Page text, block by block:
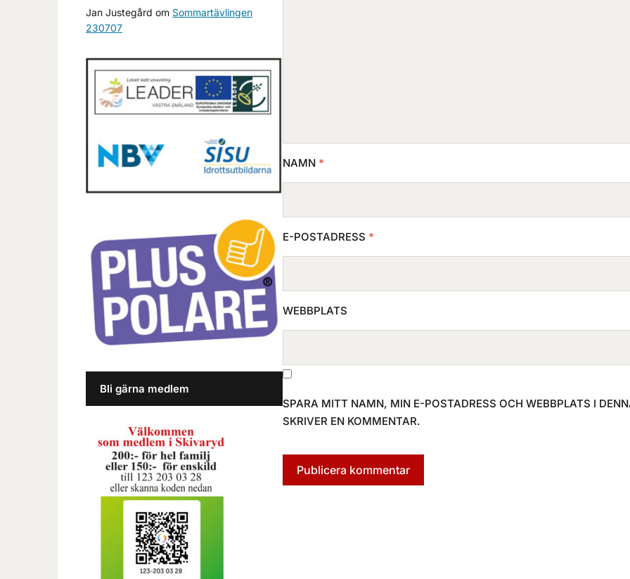
NAMN *
E-POSTADRESS *
WEBBPLATS
SPARA MITT NAMN, MIN E-POSTADRESS OCH WEBBPLATS I
SKRIVER EN KOMMENTAR.
Jan Justegård om Sommartävlingen
230707
Bli gärna medlem